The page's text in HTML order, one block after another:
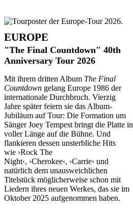
EUROPE
"The Final Countdown" 40th
Anniversary Tour 2026
Mit ihrem dritten Album The Final
Countdown gelang Europe 1986 der
internationale Durchbruch. Vierzig
Jahre später feiern sie das Album-
Jubiläum auf Tour: Die Formation um
Sänger Joey Tempest bringt die Platte in
voller Länge auf die Bühne. Und
flankieren dessen unsterbliche Hits
wie ›Rock The
Night‹, ›Cherokee‹, ›Carrie‹ und
natürlich dem unausweichlichen
Titelstück möglicherweise schon mit
Liedern ihres neuen Werkes, das sie im
Oktober 2025 aufgenommen haben.